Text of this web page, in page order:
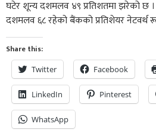
घटेर शून्य दशमलव ४९ प्रतिशतमा झरेको छ ।
दशमलव ६८ रहेको बैंकको प्रतिशेयर
Share this:
Twitter Facebook
LinkedIn Pinterest
WhatsApp